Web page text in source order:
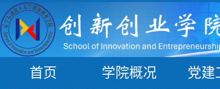
首页 学院概况 党建